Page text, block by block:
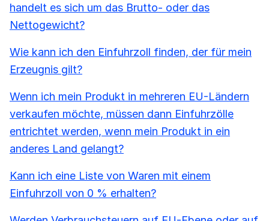
handelt es sich um das Brutto- oder das
Nettogewicht?
Wie kann ich den Einfuhrzoll finden, der für mein
Erzeugnis gilt?
Wenn ich mein Produkt in mehreren EU-Ländern
verkaufen möchte, müssen dann Einfuhrzölle
entrichtet werden, wenn mein Produkt in ein
anderes Land gelangt?
Kann ich eine Liste von Waren mit einem
Einfuhrzoll von 0 % erhalten?